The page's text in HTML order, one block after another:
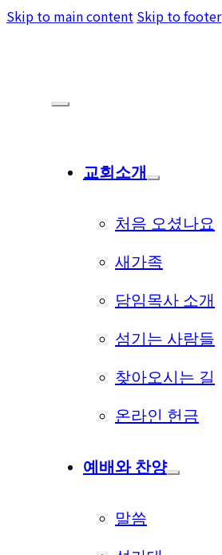
Skip to main content Skip to footer
교회소개
처음 오셨나요
새가족
담임목사 소개
섬기는 사람들
찾아오시는 길
온라인 헌금
예배와 찬양
말씀